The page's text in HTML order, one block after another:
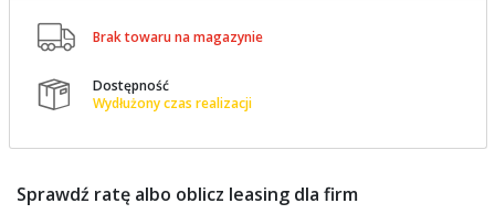
 Brak towaru na magazynie

Dostępność
Wydłużony czas realizacji
Sprawdź ratę albo oblicz leasing dla firm